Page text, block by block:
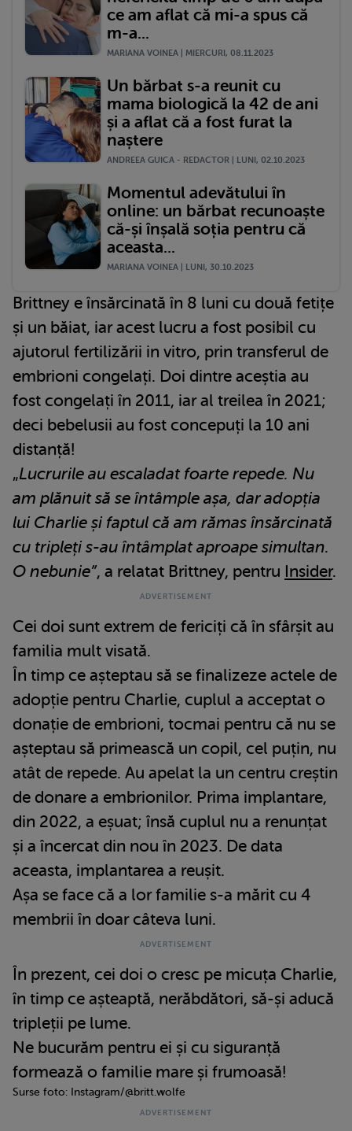
ce am aflat că mi-a spus că
m-a...
MARIANA VOINEA | MIERCURI, 08.11.2023
Un bărbat s-a reunit cu
mama biologică la 42 de ani
și a aflat că a fost furat la
naștere
ANDREEA GUICA - REDACTOR | LUNI, 02.10.2023
Momentul adevătului în
online: un bărbat recunoaște
că-și înșală soția pentru că
aceasta...
MARIANA VOINEA | LUNI, 30.10.2023
Brittney e însărcinată în 8 luni cu două fetițe
și un băiat, iar acest lucru a fost posibil cu
ajutorul fertilizării in vitro, prin transferul de
embrioni congelați. Doi dintre aceștia au
fost congelați în 2011, iar al treilea în 2021;
deci bebelusii au fost concepuți la 10 ani
distanță!
„Lucrurile au escaladat foarte repede. Nu
am plănuit să se întâmple așa, dar adopția
lui Charlie și faptul că am rămas însărcinată
cu tripleți s-au întâmplat aproape simultan.
O nebunie”, a relatat Brittney, pentru Insider.
Cei doi sunt extrem de fericiți că în sfârșit au
familia mult visată.
În timp ce așteptau să se finalizeze actele de
adopție pentru Charlie, cuplul a acceptat o
donație de embrioni, tocmai pentru că nu se
așteptau să primească un copil, cel puțin, nu
atât de repede. Au apelat la un centru creștin
de donare a embrionilor. Prima implantare,
din 2022, a eșuat; însă cuplul nu a renunțat
și a încercat din nou în 2023. De data
aceasta, implantarea a reușit.
Așa se face că a lor familie s-a mărit cu 4
membrii în doar câteva luni.
În prezent, cei doi o cresc pe micuța Charlie,
în timp ce așteaptă, nerăbdători, să-și aducă
tripleții pe lume.
Ne bucurăm pentru ei și cu siguranță
formează o familie mare și frumoasă!
Surse foto: Instagram/@britt.wolfe